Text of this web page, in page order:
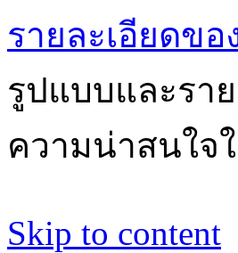
รายละเอียดข
รูปแบบและรา
ความน่าสนใจ
Skip to content